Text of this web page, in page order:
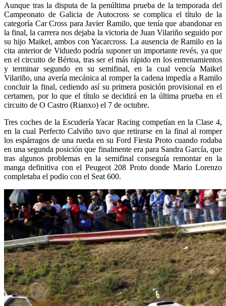
Aunque tras la disputa de la penúltima prueba de la temporada del
Campeonato de Galicia de Autocross se complica el título de la
categoría Car Cross para Javier Ramilo, que tenía que abandonar en
la final, la carrera nos dejaba la victoria de Juan Vilariño seguido por
su hijo Maikel, ambos con Yacarcross. La ausencia de Ramilo en la
cita anterior de Viduedo podría suponer un importante revés, ya que
en el circuito de Bértoa, tras ser el más rápido en los entrenamientos
y terminar segundo en su semifinal, en la cual vencía Maikel
Vilariño, una avería mecánica al romper la cadena impedía a Ramilo
concluir la final, cediendo así su primera posición provisional en el
certamen, por lo que el título se decidirá en la última prueba en el
circuito de O Castro (Rianxo) el 7 de octubre.
Tres coches de la Escudería Yacar Racing competían en la Clase 4,
en la cual Perfecto Calviño tuvo que retirarse en la final al romper
los espárragos de una rueda en su Ford Fiesta Proto cuando rodaba
en una segunda posición que finalmente era para Sandra García, que
tras algunos problemas en la semifinal conseguía remontar en la
manga definitiva con el Peugeot 208 Proto donde Mario Lorenzo
completaba el podio con el Seat 600.